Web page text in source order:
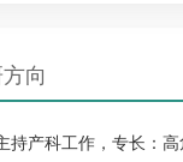
向
持产科工作，专长：